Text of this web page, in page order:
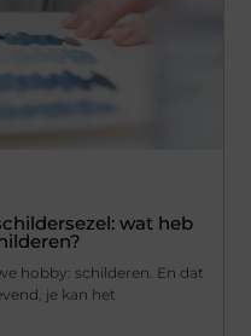
wat heb
hobby: schilderen. En dat
je kan het